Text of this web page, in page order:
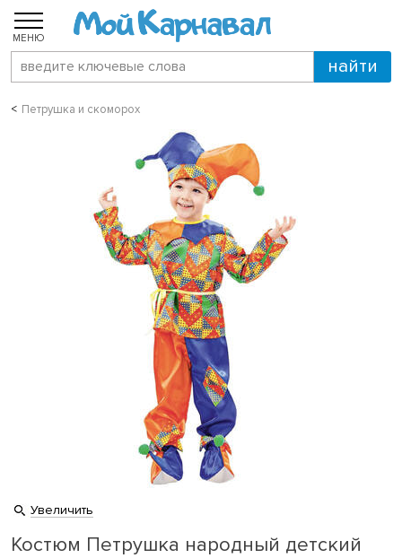
МЕНЮ
Петрушка и скоморох
Увеличить
Костюм Петрушка народный детский